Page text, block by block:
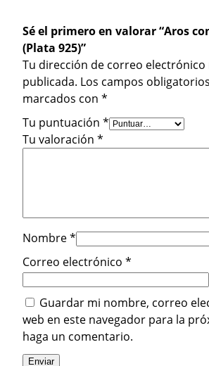
u
e
(
P
l
a
5
)
c
a
n
t
i
d
a
Sé el primero en valorar “Aros
(Plata 925)”
Tu dirección de correo electrónico
publicada. Los campos
marcados con *
Tu puntuación *
Tu valoración *
Nombre*
Correo electrónico *
Guardar mi nombre, correo
web en este navegador para la
haga un comentario.